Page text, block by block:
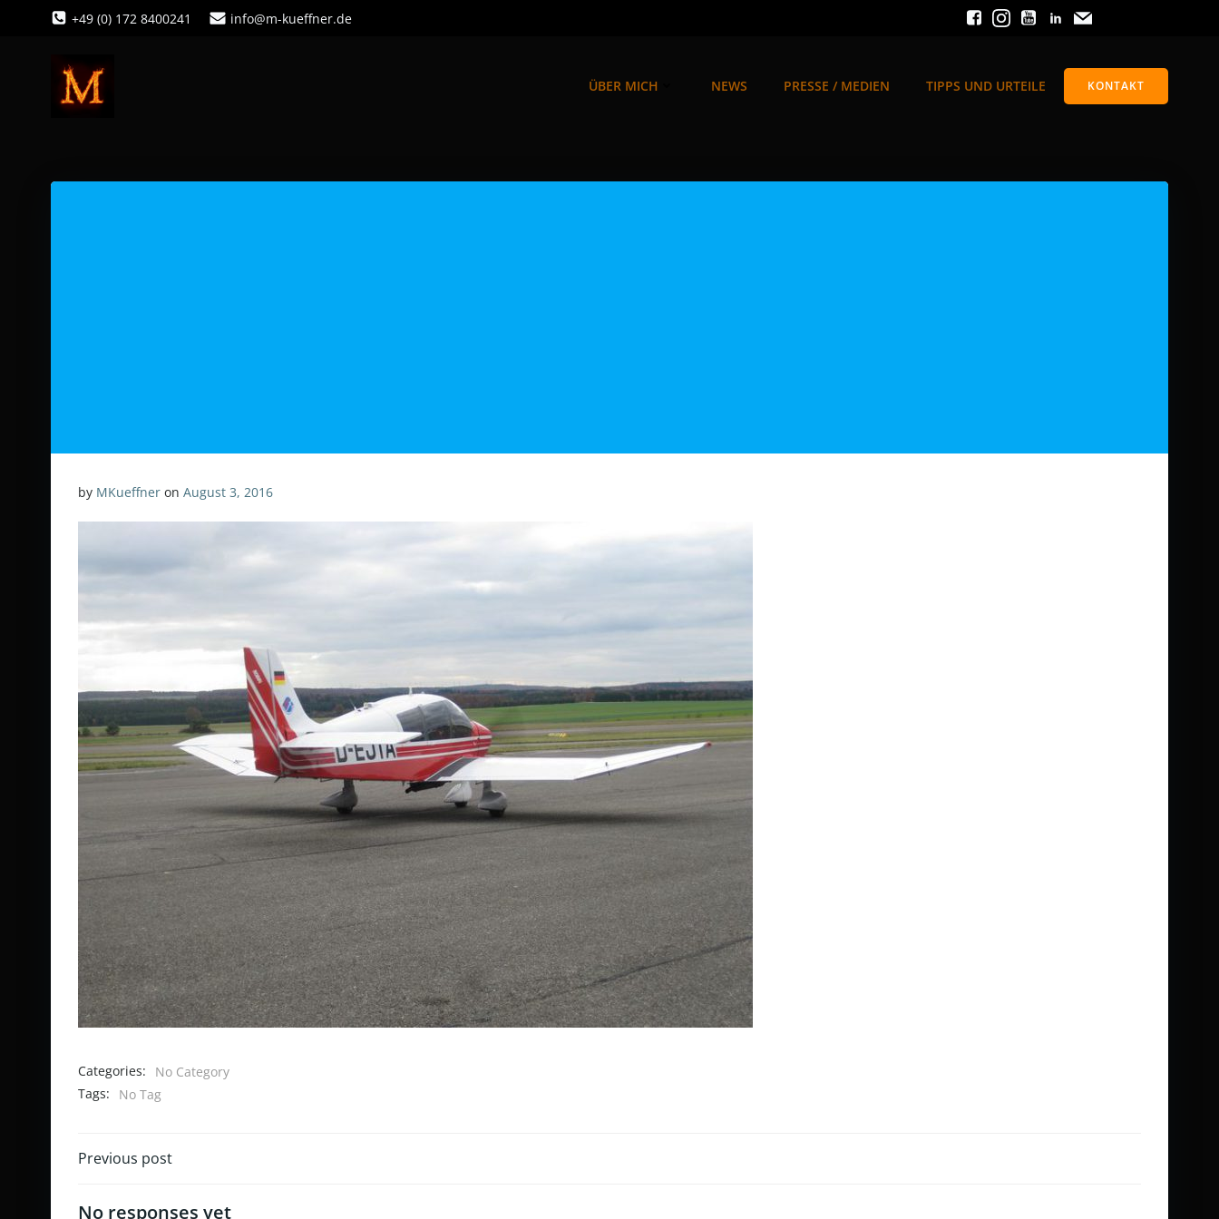
+49 (0) 172 8400241 info@m-kueffner.de
ÜBER MICH NEWS PRESSE / MEDIEN TIPPS UND URTEILE KONTAKT
by MKueffner on August 3, 2016
Categories:
No Category
Tags:
No Tag
Post
navigation
Previous post
No responses yet